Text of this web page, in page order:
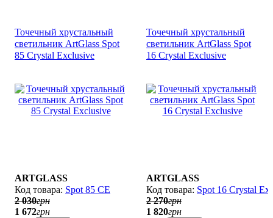
Точечный хрустальный
светильник ArtGlass Spot
85 Crystal Exclusive
ARTGLASS
Spot 85 CE
2 030грн
1 672грн
Точечный хрустальный
светильник ArtGlass Spot
16 Crystal Exclusive
ARTGLASS
Spot 16 Crystal
2 270грн
1 820грн